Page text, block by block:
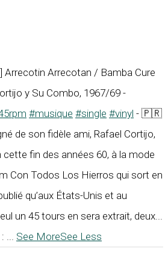
Arrecotin Arrecotan / Bamba Cure
y Su Combo, 1967/69 -
#musique #single #vinyl - 🇵🇷
de son fidèle ami, Rafael Cortijo,
cette fin des années 60, à la mode
Con Todos Los Hierros qui sort en
qu’aux États-Unis et au
un 45 tours en sera extrait, deux...
... See MoreSee Less